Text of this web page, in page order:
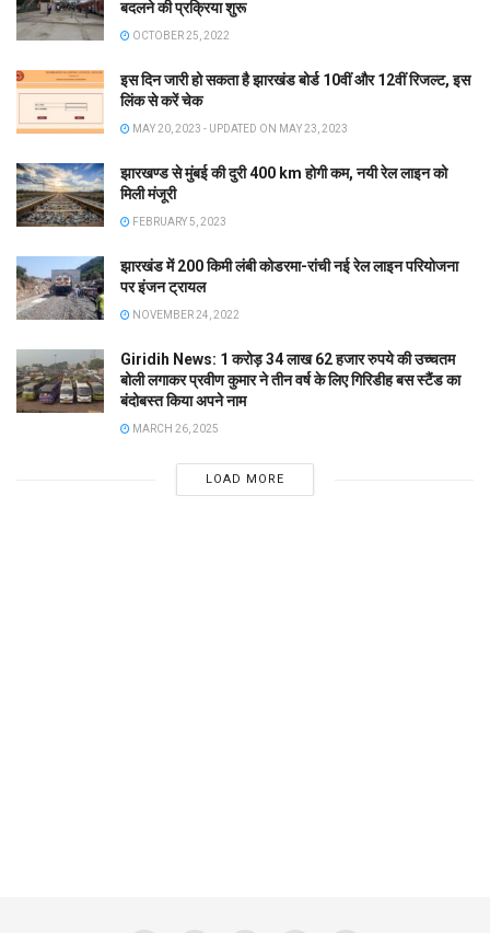
बदलने की प्रक्रिया शुरू
OCTOBER 25, 2022
इस दिन जारी हो सकता है झारखंड बोर्ड 10वीं और 12वीं रिजल्ट, इस
लिंक से करें चेक
MAY 20, 2023 - UPDATED ON MAY 23, 2023
झारखण्ड से मुंबई की दुरी 400 km होगी कम, नयी रेल लाइन को
मिली मंजूरी
FEBRUARY 5, 2023
झारखंड में 200 किमी लंबी कोडरमा-रांची नई रेल लाइन परियोजना
पर इंजन ट्रायल
NOVEMBER 24, 2022
Giridih News: 1 करोड़ 34 लाख 62 हजार रुपये की उच्चतम
बोली लगाकर प्रवीण कुमार ने तीन वर्ष के लिए गिरिडीह बस स्टैंड का
बंदोबस्त किया अपने नाम
MARCH 26, 2025
LOAD MORE